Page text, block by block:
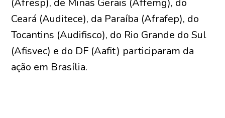
(Afresp), de Minas Gerais (Affemg), do
Ceará (Auditece), da Paraíba (Afrafep), do
Tocantins (Audifisco), do Rio Grande do Sul
(Afisvec) e do DF (Aafit) participaram da
ação em Brasília.